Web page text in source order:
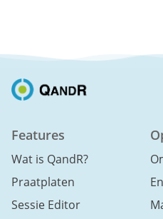
Features
Wat is QandR?
Praatplaten
Sessie Editor